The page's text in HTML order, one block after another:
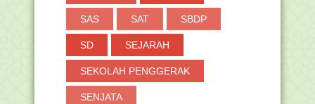
SAS SAT SBDP
SD SEJARAH
SEKOLAH PENGGERAK
SENJATA